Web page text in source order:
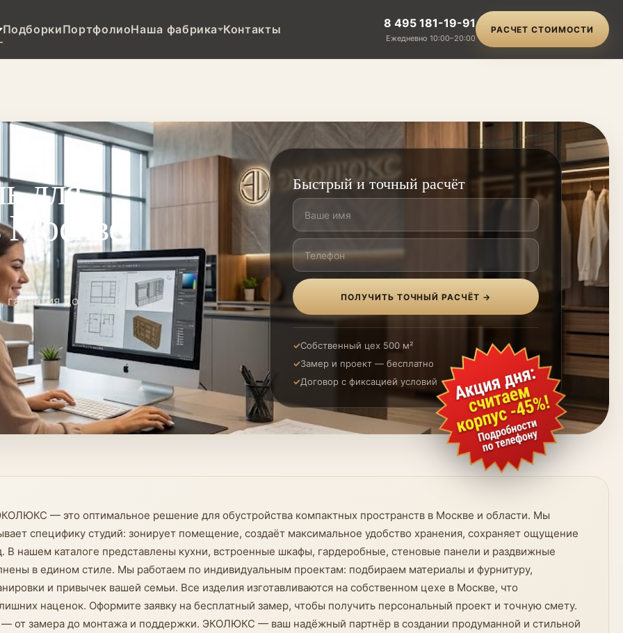
ПодборкиПортфолиоНаша фабрика Контакты 8 495 181-19-91
Ежедневно 10:00–20:00
РАСЧЕТ СТОИМОСТИ
для
Москве
гарантия до
Быстрый и точный расчёт
ПОЛУЧИТЬ ТОЧНЫЙ РАСЧЁТ →
Собственный цех 500 м²
Замер и проект — бесплатно
Договор с фиксацией условий
— это оптимальное решение для обустройства компактных пространств в Москве и области. Мы
специфику студий: зонирует помещение, создаёт максимальное удобство хранения, сохраняет ощущение
нашем каталоге представлены кухни, встроенные шкафы, гардеробные, стеновые панели и раздвижные
в едином стиле. Мы работаем по индивидуальным проектам: подбираем материалы и фурнитуру,
и привычек вашей семьи. Все изделия изготавливаются на собственном цехе в Москве, что
наценок. Оформите заявку на бесплатный замер, чтобы получить персональный проект и точную смету.
от замера до монтажа и поддержки. ЭКОЛЮКС — ваш надёжный партнёр в создании продуманной и стильной